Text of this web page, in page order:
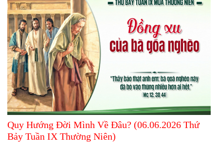
Quy Hướng Đời Mình Về Đâu? (06.06.2026 Thứ
Bảy Tuần IX Thường Niên)